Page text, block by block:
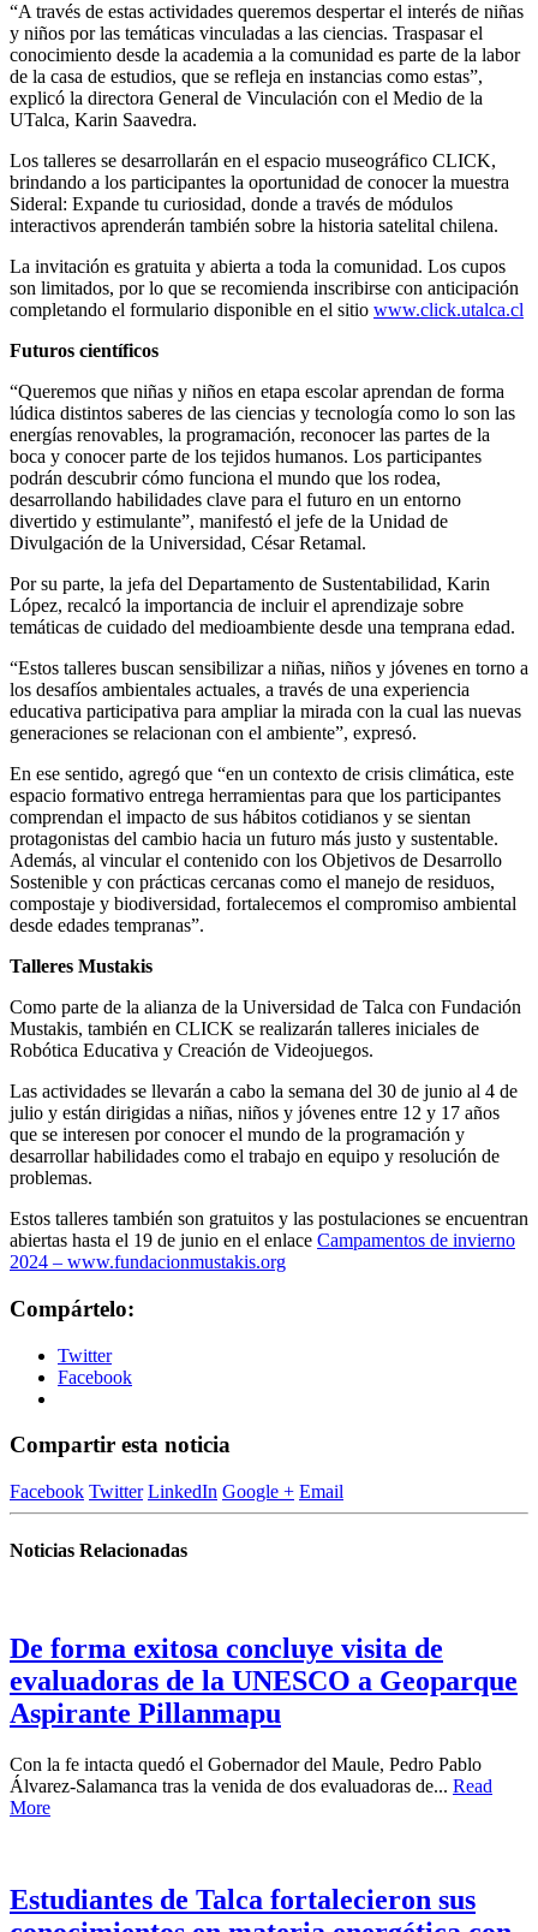
“A través de estas actividades queremos despertar el interés de niñas
y niños por las temáticas vinculadas a las ciencias. Traspasar el
conocimiento desde la academia a la comunidad es parte de la labor
de la casa de estudios, que se refleja en instancias como estas”,
explicó la directora General de Vinculación con el Medio de la
UTalca, Karin Saavedra.
Los talleres se desarrollarán en el espacio museográfico CLICK,
brindando a los participantes la oportunidad de conocer la muestra
Sideral: Expande tu curiosidad, donde a través de módulos
interactivos aprenderán también sobre la historia satelital chilena.
La invitación es gratuita y abierta a toda la comunidad. Los cupos
son limitados, por lo que se recomienda inscribirse con anticipación
completando el formulario disponible en el sitio www.click.utalca.cl
Futuros científicos
“Queremos que niñas y niños en etapa escolar aprendan de forma
lúdica distintos saberes de las ciencias y tecnología como lo son las
energías renovables, la programación, reconocer las partes de la
boca y conocer parte de los tejidos humanos. Los participantes
podrán descubrir cómo funciona el mundo que los rodea,
desarrollando habilidades clave para el futuro en un entorno
divertido y estimulante”, manifestó el jefe de la Unidad de
Divulgación de la Universidad, César Retamal.
Por su parte, la jefa del Departamento de Sustentabilidad, Karin
López, recalcó la importancia de incluir el aprendizaje sobre
temáticas de cuidado del medioambiente desde una temprana edad.
“Estos talleres buscan sensibilizar a niñas, niños y jóvenes en torno a
los desafíos ambientales actuales, a través de una experiencia
educativa participativa para ampliar la mirada con la cual las nuevas
generaciones se relacionan con el ambiente”, expresó.
En ese sentido, agregó que “en un contexto de crisis climática, este
espacio formativo entrega herramientas para que los participantes
comprendan el impacto de sus hábitos cotidianos y se sientan
protagonistas del cambio hacia un futuro más justo y sustentable.
Además, al vincular el contenido con los Objetivos de Desarrollo
Sostenible y con prácticas cercanas como el manejo de residuos,
compostaje y biodiversidad, fortalecemos el compromiso ambiental
desde edades tempranas”.
Talleres Mustakis
Como parte de la alianza de la Universidad de Talca con Fundación
Mustakis, también en CLICK se realizarán talleres iniciales de
Robótica Educativa y Creación de Videojuegos.
Las actividades se llevarán a cabo la semana del 30 de junio al 4 de
julio y están dirigidas a niñas, niños y jóvenes entre 12 y 17 años
que se interesen por conocer el mundo de la programación y
desarrollar habilidades como el trabajo en equipo y resolución de
problemas.
Estos talleres también son gratuitos y las postulaciones se encuentran
abiertas hasta el 19 de junio en el enlace Campamentos de invierno
2024 – www.fundacionmustakis.org
Compártelo:
Twitter
Facebook
Compartir esta noticia
Facebook Twitter LinkedIn Google + Email
Noticias Relacionadas
De forma exitosa concluye visita de
evaluadoras de la UNESCO a Geoparque
Aspirante Pillanmapu
Con la fe intacta quedó el Gobernador del Maule, Pedro Pablo
Álvarez-Salamanca tras la venida de dos evaluadoras de... Read
More
Estudiantes de Talca fortalecieron sus